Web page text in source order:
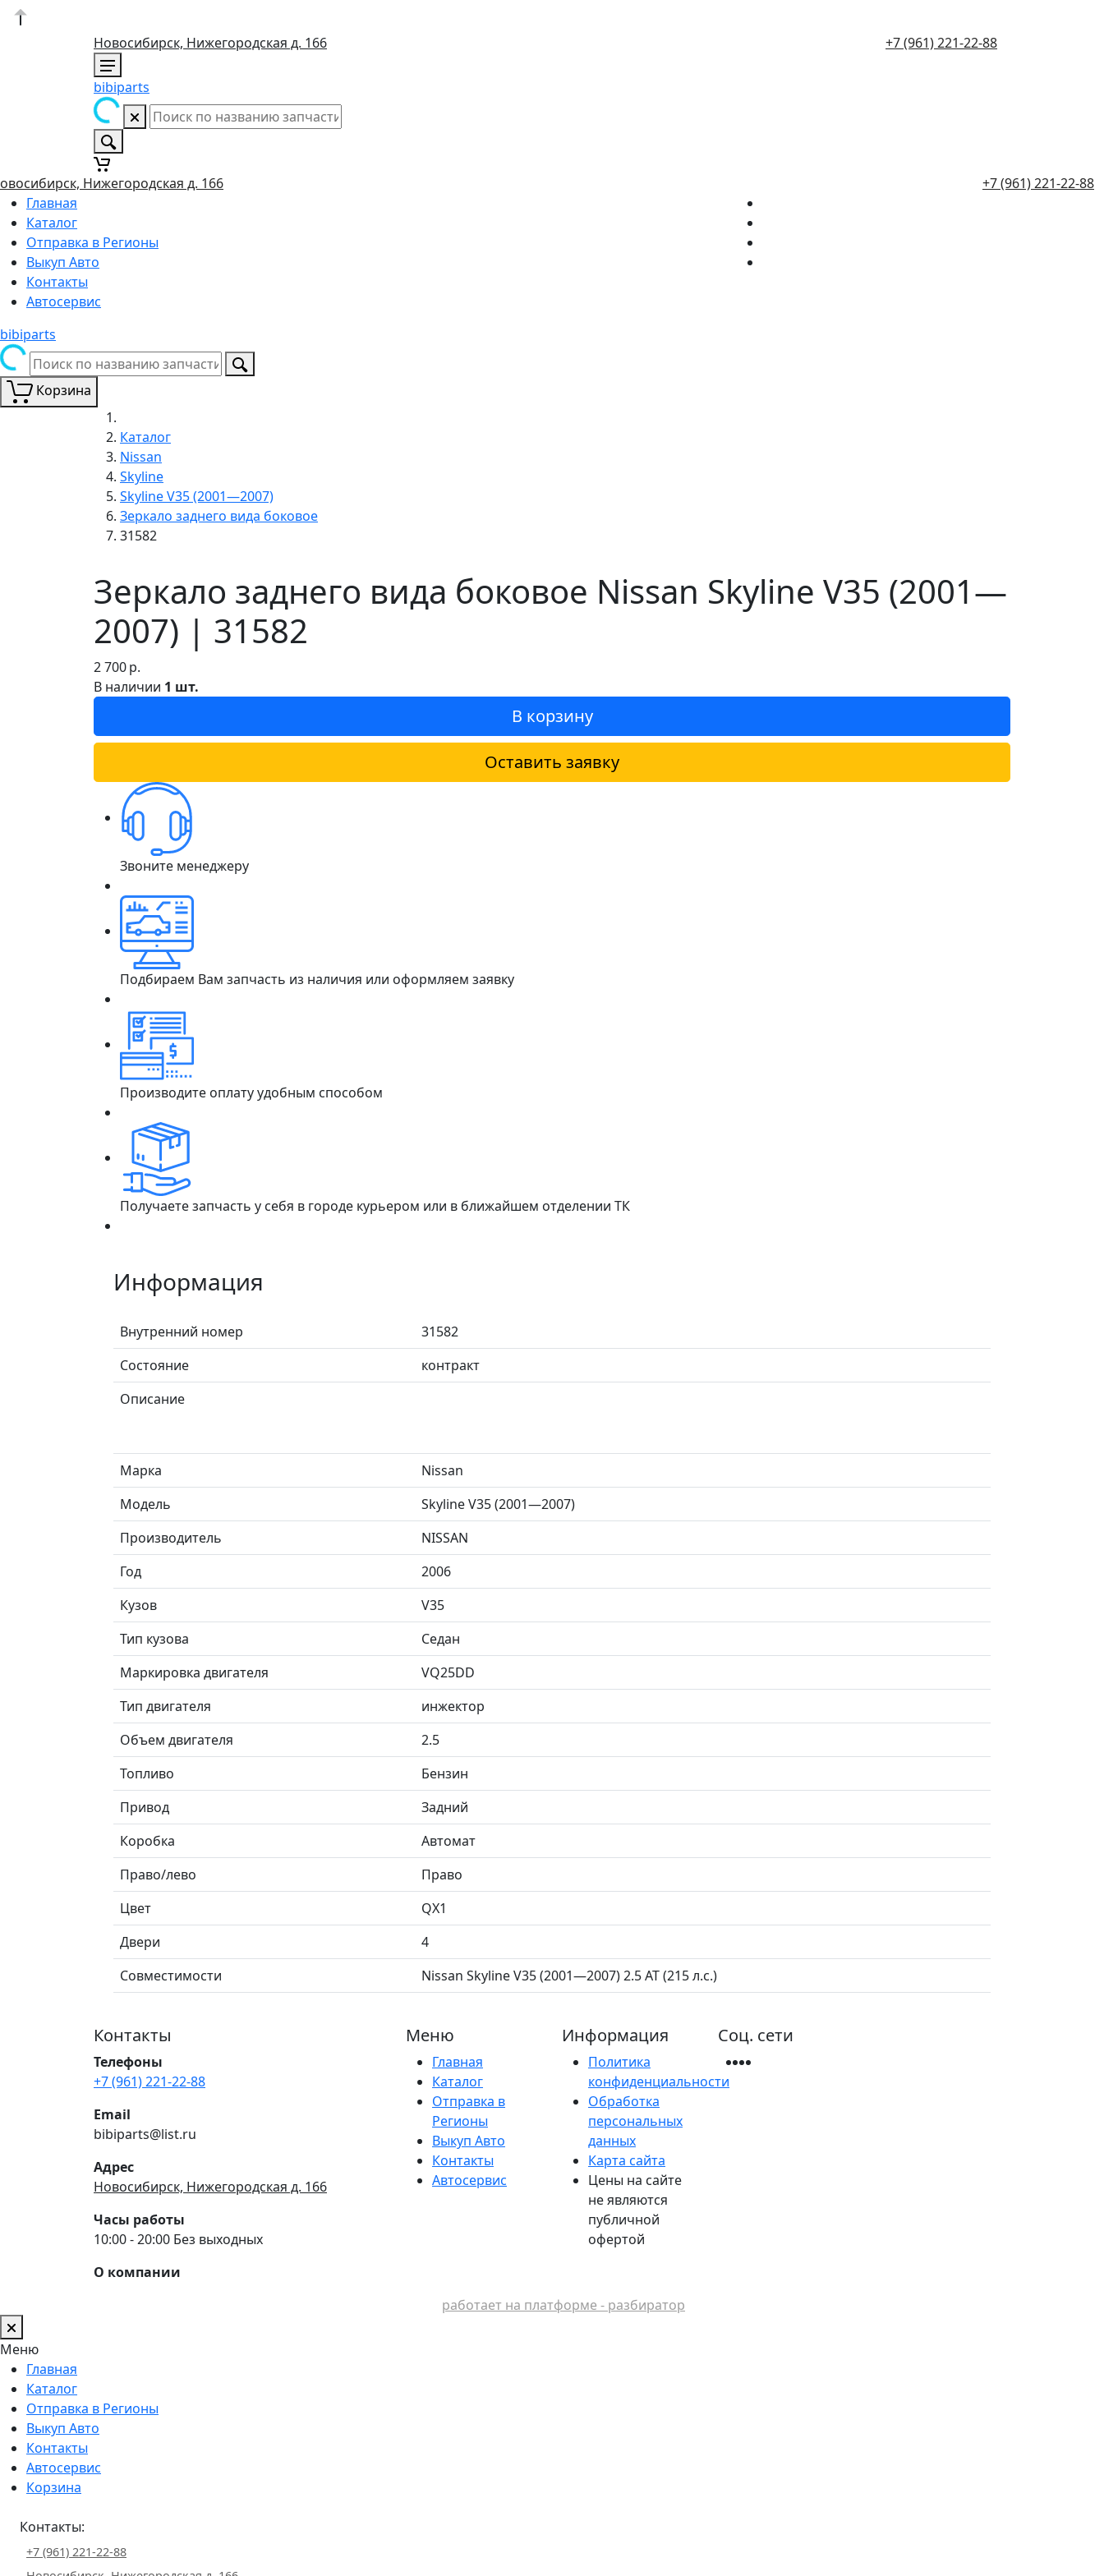
Новосибирск, Нижегородская д. 166 +7 (961) 221-22-88
bibiparts
Нижегородская д. 166
+7 (961) 221-22-88
Главная
Каталог
Отправка в Регионы
Выкуп Авто
Контакты
Автосервис
bibiparts
Корзина
Каталог
Nissan
Skyline
Skyline V35 (2001—2007)
Зеркало заднего вида боковое
31582
Зеркало заднего вида боковое Nissan Skyline V35 (2001—
2007) | 31582
2 700р.
В наличии 1 шт.
В корзину
Оставить заявку
Звоните менеджеру
Подбираем Вам запчасть из наличия или оформляем заявку
Производите оплату удобным способом
Получаете запчасть у себя в городе курьером или в ближайшем отделении ТК
Информация
Внутренний номер
31582
Состояние
контракт
Описание
Марка
Nissan
Модель
Skyline V35 (2001—2007)
Производитель
NISSAN
Год
2006
Кузов
V35
Тип кузова
Седан
Маркировка двигателя
VQ25DD
Тип двигателя
инжектор
Объем двигателя
2.5
Топливо
Бензин
Привод
Задний
Коробка
Автомат
Право/лево
Право
Цвет
QX1
Двери
4
Совместимости
Nissan Skyline V35 (2001—2007) 2.5 AT (215 л.с.)
Контакты
Телефоны
+7 (961) 221-22-88
Email
bibiparts@list.ru
Адрес
Новосибирск, Нижегородская д. 166
Часы работы
10:00 - 20:00 Без выходных
О компании
Меню
Главная
Каталог
Отправка в
Регионы
Выкуп Авто
Контакты
Автосервис
Информация
Политика
конфиденциальности
Обработка
персональных
данных
Карта сайта
Цены на сайте
не являются
публичной
офертой
Соц. сети
работает на платформе - разбиратор
Меню
Главная
Каталог
Отправка в Регионы
Выкуп Авто
Контакты
Автосервис
Корзина
Контакты:
+7 (961) 221-22-88